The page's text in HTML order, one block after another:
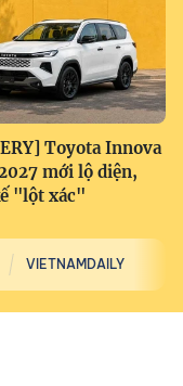
Toyota Innova
mới lộ diện,
"lột xác"
VIETNAMDAILY